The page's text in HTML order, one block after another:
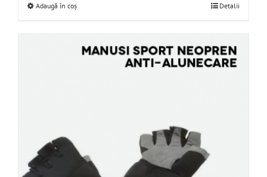
Adaugă în coș Detalii